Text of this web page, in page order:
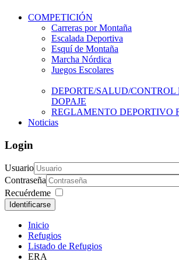
COMPETICIÓN
Carreras por Montaña
Escalada Deportiva
Esquí de Montaña
Marcha Nórdica
Juegos Escolares
DEPORTE/SALUD/CONTROL
DOPAJE
REGLAMENTO DEPORTIVO
Noticias
Login
Usuario
Contraseña
Recuérdeme
Identificarse
Inicio
Refugios
Listado de Refugios
ERA